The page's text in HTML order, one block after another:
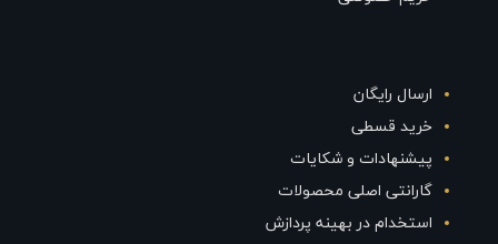
ارسال رایگان
خرید قسطی
پیشنهادات و شکایات
گارانتی اصلی محصولات
استخدام در بهینه پردازش